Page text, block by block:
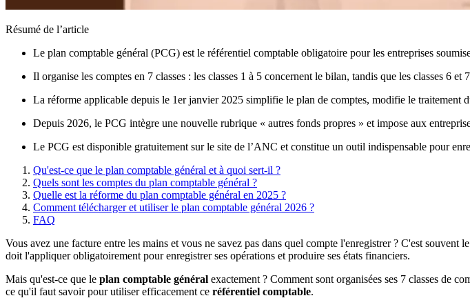
Résumé de l’article
Le plan comptable général (PCG) est le référentiel comptable obligatoire pour les entreprises
Il organise les comptes en 7 classes : les classes 1 à 5 concernent le bilan, tandis que les classes 6 et
La réforme applicable depuis le 1er janvier 2025 simplifie le plan de comptes, modifie le traitement
Depuis 2026, le PCG intègre une nouvelle rubrique « autres fonds propres » et impose aux
Le PCG est disponible gratuitement sur le site de l’ANC et constitue un outil indispensable pour
Qu'est-ce que le plan comptable général et à quoi sert-il ?
Quels sont les comptes du plan comptable général ?
Quelle est la réforme du plan comptable général en 2025 ?
Comment télécharger et utiliser le plan comptable général 2026 ?
FAQ
Vous avez une facture entre les mains et vous ne savez pas dans quel compte l'enregistrer ? C'est souvent
doit l'appliquer obligatoirement pour enregistrer ses opérations et produire ses états financiers.
Mais qu'est-ce que le plan comptable général exactement ? Comment sont organisées ses 7 classes de
ce qu'il faut savoir pour utiliser efficacement ce référentiel comptable.